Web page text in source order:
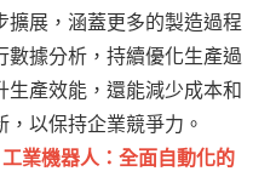
擴展，涵蓋更多的製造過程
數據分析，持續優化生產過
產效能，還能減少成本和
以保持企業競爭力。
業機器人：全面自動化的